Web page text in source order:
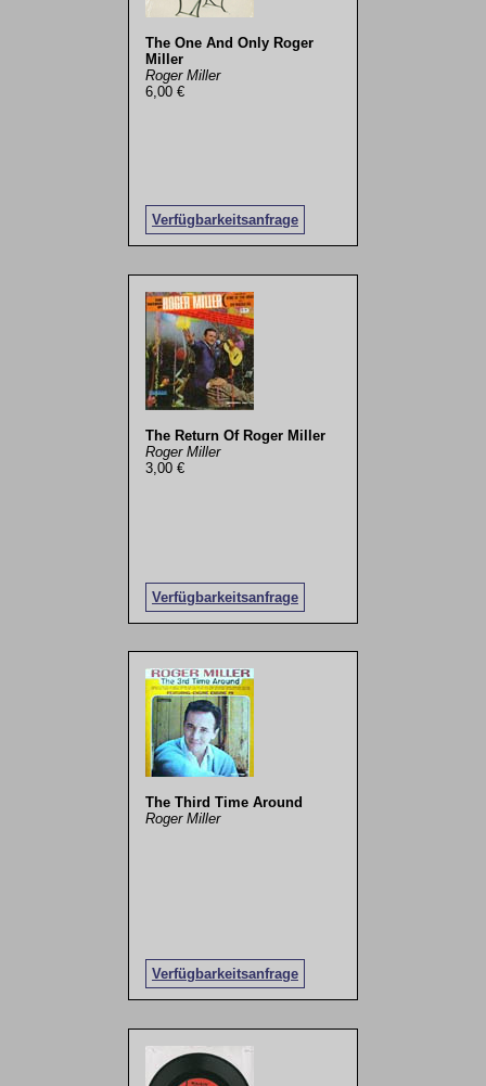
The One And Only Roger
Miller
Roger Miller
6,00 €
Verfügbarkeitsanfrage
The Return Of Roger Miller
Roger Miller
3,00 €
Verfügbarkeitsanfrage
The Third Time Around
Roger Miller
Verfügbarkeitsanfrage